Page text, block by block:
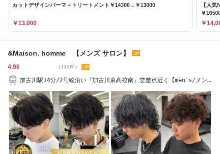
カットデザインパーマ＋トリートメント￥14300→￥13000
￥13,000
【人
￥
￥
&Maison. homme 【メンズ サロン】
4.96 （111件）
加古川駅14分/2号線沿い『加古川東高校南』交差点近く【men's/メン